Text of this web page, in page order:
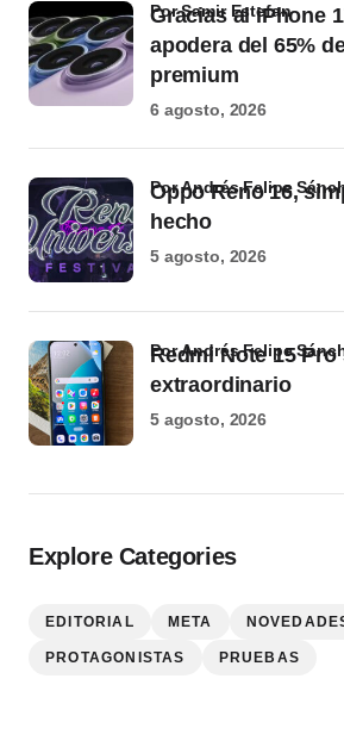
Gracias al iPhone
apodera del 65%
premium
por Samir Estefan
6 agosto, 2026
Oppo Reno 16,
hecho
por Andrés Felipe
5 agosto, 2026
Redmi Note 15
extraordinario
por Andrés Felipe
5 agosto, 2026
Explore Categories
EDITORIAL META
PROTAGONISTAS PRUEBAS